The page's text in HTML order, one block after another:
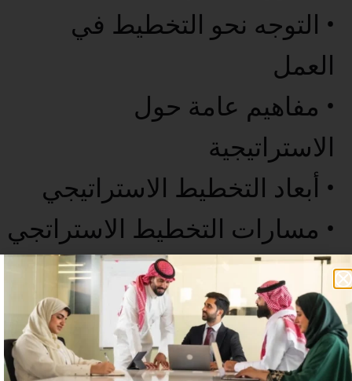
• التوجه نحو التخطيط في
العمل
• مفاهيم عامة حول
الاستراتيجية
• أبعاد التخطيط الاستراتيجي
• مسارات التخطيط الاستراتجي
• التحليلات المرتبطة بالتخطيط
الاستراتيجي
• الخاتمة